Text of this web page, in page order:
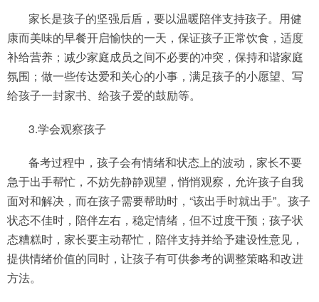
家长是孩子的坚强后盾，要以温暖陪伴支持孩子。用健
康而美味的早餐开启愉快的一天，保证孩子正常饮食，适度
补给营养；减少家庭成员之间不必要的冲突，保持和谐家庭
氛围；做一些传达爱和关心的小事，满足孩子的小愿望、写
给孩子一封家书、给孩子爱的鼓励等。
3.学会观察孩子
备考过程中，孩子会有情绪和状态上的波动，家长不要
急于出手帮忙，不妨先静静观望，悄悄观察，允许孩子自我
面对和解决，而在孩子需要帮助时，“该出手时就出手”。孩子
状态不佳时，陪伴左右，稳定情绪，但不过度干预；孩子状
态糟糕时，家长要主动帮忙，陪伴支持并给予建设性意见，
提供情绪价值的同时，让孩子有可供参考的调整策略和改进
方法。